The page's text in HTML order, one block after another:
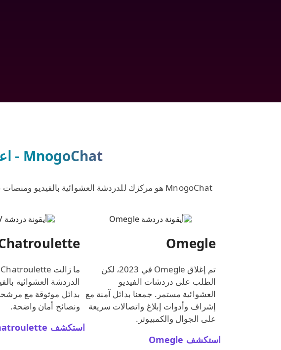
MnogoChat - اعثر على أفضل دردشة فيديو عشوائية!
Omegle
تم إغلاق ‎Omegle‎ في 2023، لكن
الطلب على دردشات الفيديو
العشوائية مستمر. جمعنا بدائل آمنة مع
إشراف وأدوات إبلاغ واتصالات سريعة
على الجوال والكمبيوتر.
استكشف ‎Omegle‎
الدردشة العشوائية
بدائل موثوقة مع
ونصائح أمان واضحة.
استكشف ‎Chatroulette‎